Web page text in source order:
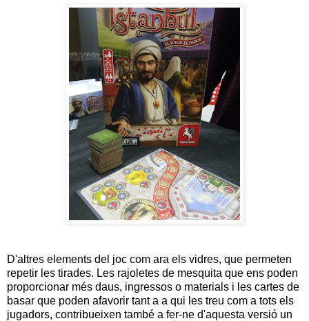
D'altres elements del joc com ara els vidres, que permeten
repetir les tirades. Les rajoletes de mesquita que ens poden
proporcionar més daus, ingressos o materials i les cartes de
basar que poden afavorir tant a a qui les treu com a tots els
jugadors, contribueixen també a fer-ne d'aquesta versió un